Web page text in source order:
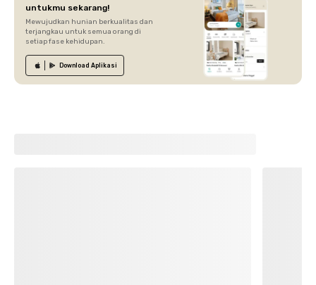
untukmu sekarang!
Mewujudkan hunian berkualitas dan
terjangkau untuk semua orang di
setiap fase kehidupan.
Download Aplikasi